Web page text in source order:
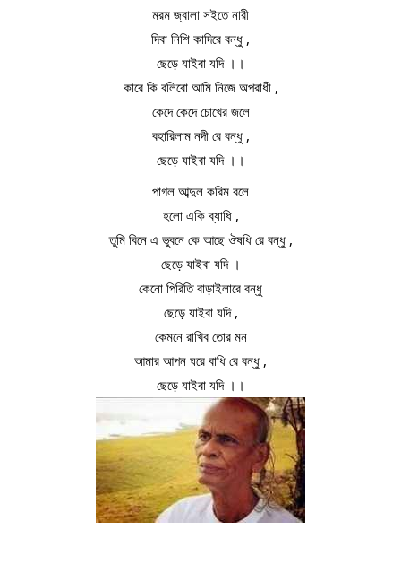
মরম জ্বালা সইতে নারী
দিবা নিশি কাদিরে বন্ধু ,
ছেড়ে যাইবা যদি ।।
কারে কি বলিবো আমি নিজে অপরাধী ,
কেদে কেদে চোখের জলে
বহারিলাম নদী রে বন্ধু ,
ছেড়ে যাইবা যদি ।।
পাগল আব্দুল করিম বলে
হলো একি ব্যাধি ,
তুমি বিনে এ ভুবনে কে আছে ঔষধি রে বন্ধু ,
ছেড়ে যাইবা যদি ।
কেনো পিরিতি বাড়াইলারে বন্ধু
ছেড়ে যাইবা যদি ,
কেমনে রাখিব তোর মন
আমার আপন ঘরে বাধি রে বন্ধু ,
ছেড়ে যাইবা যদি ।।